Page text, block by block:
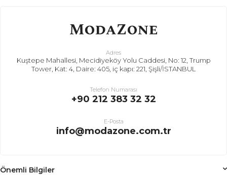
Adres
Kuştepe Mahallesi, Mecidiyeköy Yolu Caddesi, No: 12, Trump
Tower, Kat: 4, Daire: 405, iç kapı: 221, Şişli/İSTANBUL
Telefon Numarası
+90 212 383 32 32
E-Posta
info@modazone.com.tr
Önemli Bilgiler